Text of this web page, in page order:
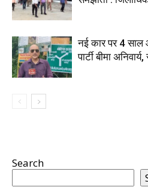
नई कार पर 4 साल
पार्टी बीमा
Search